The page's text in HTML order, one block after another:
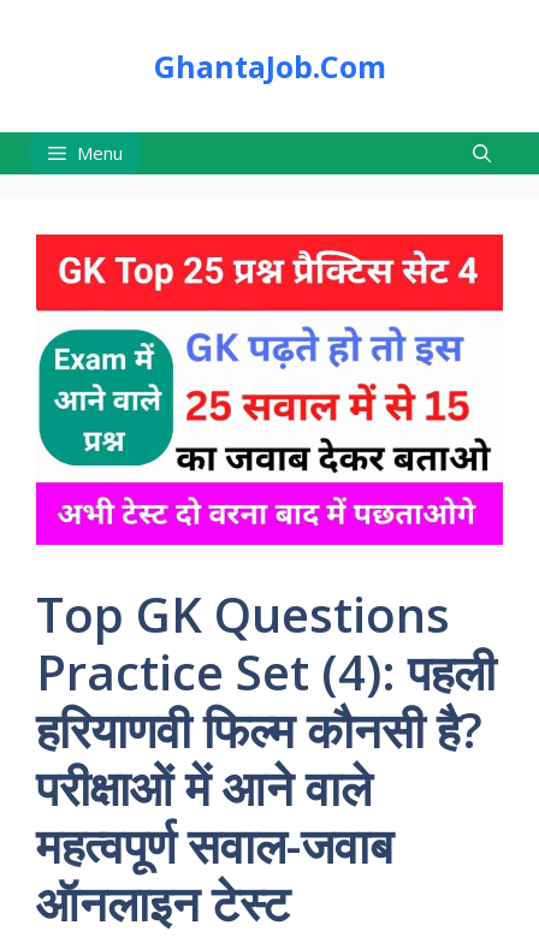
GhantaJob.Com
Menu
Top GK Questions
Practice Set (4): पहली
हरियाणवी फिल्म कौनसी है?
परीक्षाओं में आने वाले
महत्वपूर्ण सवाल-जवाब
ऑनलाइन टेस्ट